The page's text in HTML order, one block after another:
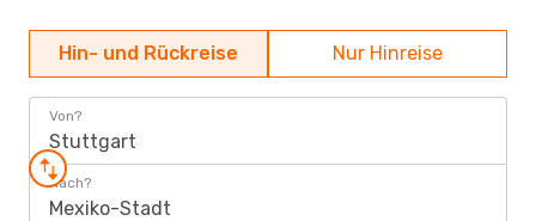
Hin- und Rückreise Nur Hinreise
Von?
Stuttgart
Nach?
Mexiko-Stadt